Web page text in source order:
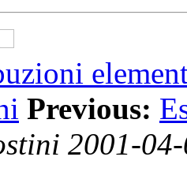
Previous:
2001-